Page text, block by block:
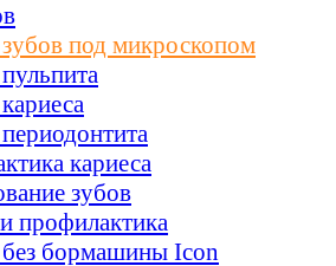
под микроскопом
кариеса
зубов
профилактика
бормашины Icon